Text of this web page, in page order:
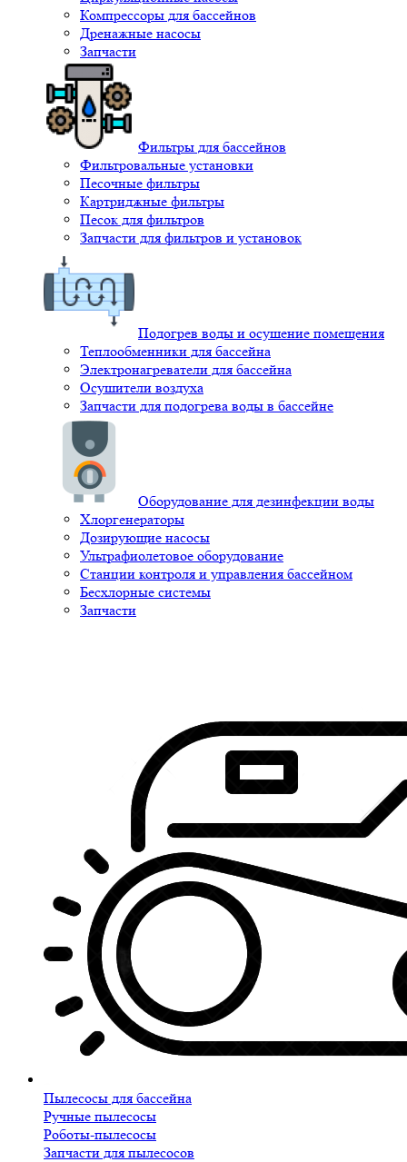
Компрессоры для бассейнов
Дренажные насосы
Запчасти
Фильтры для бассейнов
Фильтровальные установки
Песочные фильтры
Картриджные фильтры
Песок для фильтров
Запчасти для фильтров и установок
Подогрев воды и осушение помещения
Теплообменники для бассейна
Электронагреватели для бассейна
Осушители воздуха
Запчасти для подогрева воды в бассейне
Оборудование для дезинфекции воды
Хлоргенераторы
Дозирующие насосы
Ультрафиолетовое оборудование
Станции контроля и управления бассейном
Бесхлорные системы
Запчасти
Пылесосы для бассейна
Ручные пылесосы
Роботы-пылесосы
Запчасти для пылесосов